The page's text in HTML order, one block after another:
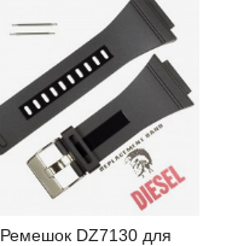
Ремешок DZ7130 для